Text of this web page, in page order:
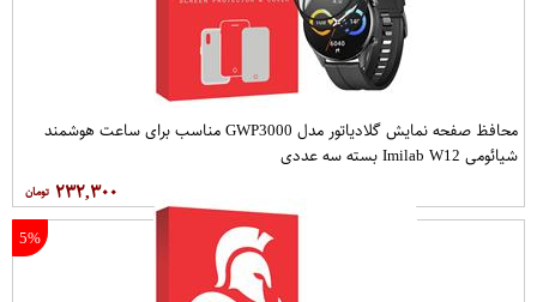
محافظ صفحه نمایش گلادیاتور مدل GWP3000 مناسب برای ساعت هوشمند
شیائومی Imilab W12 بسته سه عددی
۲۳۲,۳۰۰
5%